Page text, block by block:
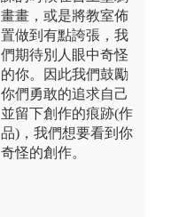
畫畫，或是將教室佈
置做到有點誇張，我
們期待別人眼中奇怪
的你。因此我們鼓勵
你們勇敢的追求自己
並留下創作的痕跡(作
品)，我們想要看到你
奇怪的創作。